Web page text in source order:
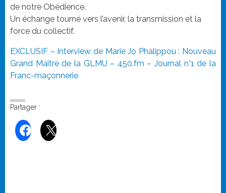
de notre Obédience.
Un échange tourné vers l’avenir, la transmission et la
force du collectif.
EXCLUSIF – Interview de Marie Jo Phalippou : Nouveau
Grand Maître de la GLMU – 450.fm – Journal n°1 de la
Franc-maçonnerie
Partager :